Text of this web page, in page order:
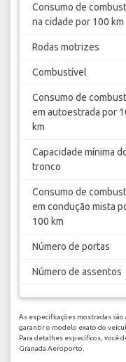
Consumo de
na cidade por 100 km
Rodas motrizes
Combustível
Consumo de
em autoestrada por
km
Capacidade mínima
tronco
Consumo de
em condução mista
100 km
Número de portas
Número de assentos
As especificações mostradas
garantir o modelo exato do
Para detalhes específicos, você
Granada Aeroporto.